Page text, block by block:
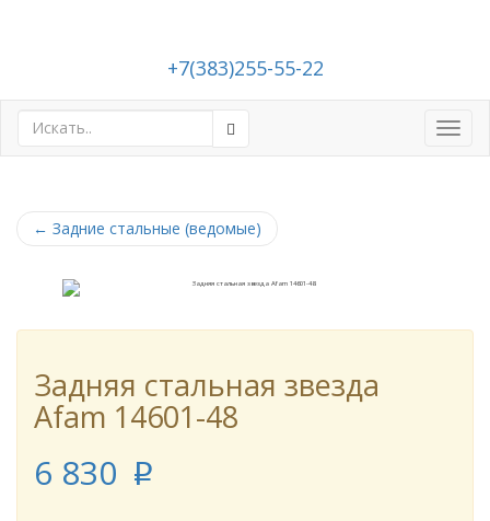
+7(383)255-55-22
← Задние стальные (ведомые)
Задняя стальная звезда
Afam 14601-48
6 830 p